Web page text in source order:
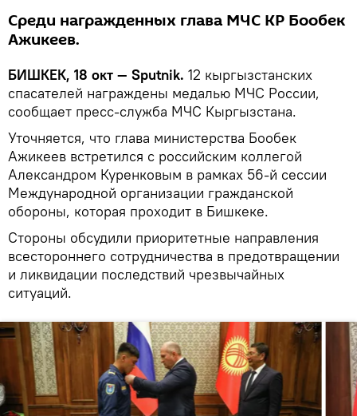
Среди награжденных глава МЧС КР Бообек
Ажикеев.
БИШКЕК, 18 окт — Sputnik. 12 кыргызстанских
спасателей награждены медалью МЧС России,
сообщает пресс-служба МЧС Кыргызстана.
Уточняется, что глава министерства Бообек
Ажикеев встретился с российским коллегой
Александром Куренковым в рамках 56-й сессии
Международной организации гражданской
обороны, которая проходит в Бишкеке.
Стороны обсудили приоритетные направления
всестороннего сотрудничества в предотвращении
и ликвидации последствий чрезвычайных
ситуаций.